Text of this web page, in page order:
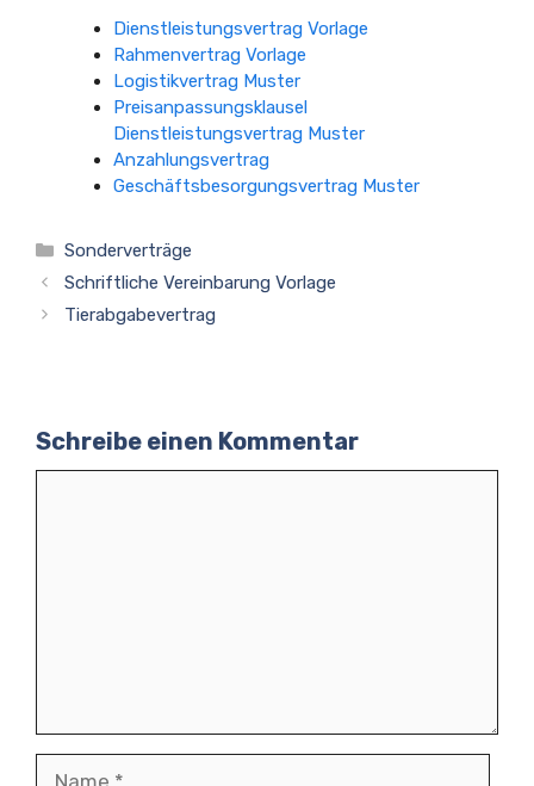
Dienstleistungsvertrag Vorlage
Rahmenvertrag Vorlage
Logistikvertrag Muster
Preisanpassungsklausel
Dienstleistungsvertrag Muster
Anzahlungsvertrag
Geschäftsbesorgungsvertrag Muster
Kategorien
Sonderverträge
Schriftliche Vereinbarung Vorlage
Tierabgabevertrag
Schreibe einen Kommentar